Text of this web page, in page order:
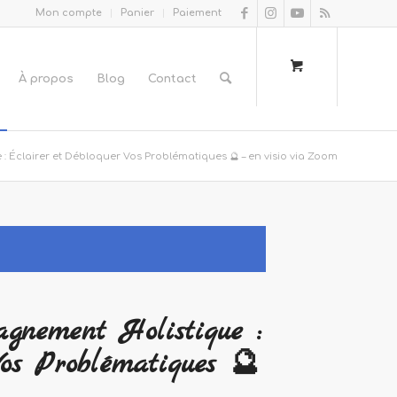
Mon compte Panier Paiement
À propos Blog Contact
Éclairer et Débloquer Vos Problématiques 🔮 – en visio via Zoom
Holistique :
Problématiques 🔮